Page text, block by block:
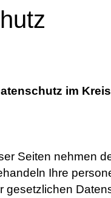
im
Seiten nehmen
Ihre
gesetzlichen